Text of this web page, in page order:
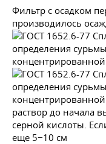
Фильтр с осадком
производилось
раствор до начала
серной кислоты.
еще 5−10 см